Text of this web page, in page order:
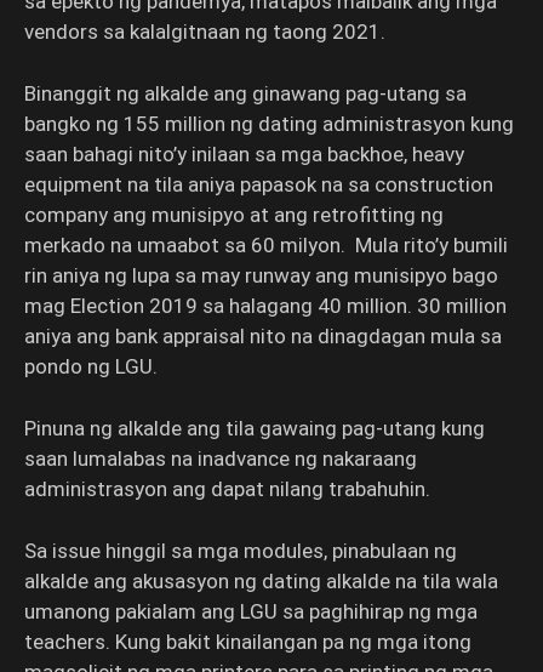
vendors sa kalalgitnaan ng taong 2021.
Binanggit ng alkalde ang ginawang pag-utang sa
bangko ng 155 million ng dating administrasyon kung
saan bahagi nito’y inilaan sa mga backhoe, heavy
equipment na tila aniya papasok na sa construction
company ang munisipyo at ang retrofitting ng
merkado na umaabot sa 60 milyon. Mula rito’y bumili
rin aniya ng lupa sa may runway ang munisipyo bago
mag Election 2019 sa halagang 40 million. 30 million
aniya ang bank appraisal nito na dinagdagan mula sa
pondo ng LGU.
Pinuna ng alkalde ang tila gawaing pag-utang kung
saan lumalabas na inadvance ng nakaraang
administrasyon ang dapat nilang trabahuhin.
Sa issue hinggil sa mga modules, pinabulaan ng
alkalde ang akusasyon ng dating alkalde na tila wala
umanong pakialam ang LGU sa paghihirap ng mga
teachers. Kung bakit kinailangan pa ng mga itong